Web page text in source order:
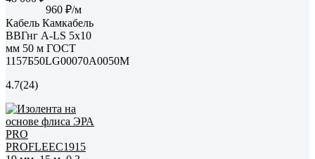
960 ₽/м
Кабель Камкабель
ВВГнг А-LS 5x10
мм 50 м ГОСТ
1157Б50LG00070А0050М
4.7(24)